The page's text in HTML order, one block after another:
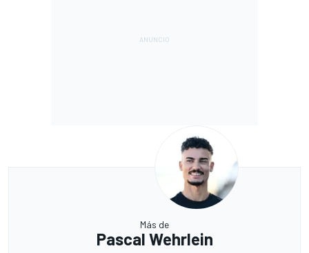
Más de
Pascal Wehrlein